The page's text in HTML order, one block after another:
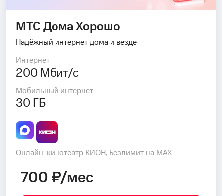
МТС Дома Хорошо
Надёжный интернет дома и везде
Интернет
200 Мбит/с
Мобильный интернет
30 ГБ
Онлайн-кинотеатр КИОН, Безлимит на MAX
700 ₽/мес